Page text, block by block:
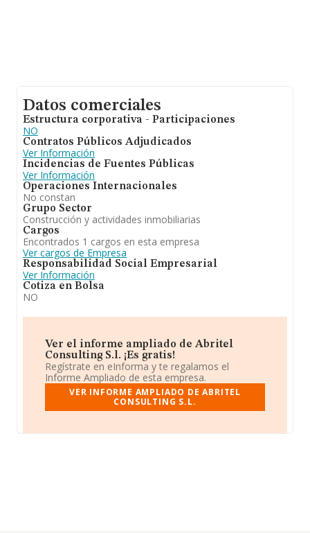
Datos comerciales
Estructura corporativa - Participaciones
NO
Contratos Públicos Adjudicados
Ver Información
Incidencias de Fuentes Públicas
Ver Información
Operaciones Internacionales
No constan
Grupo Sector
Construcción y actividades inmobiliarias
Cargos
Encontrados 1 cargos en esta empresa
Ver cargos de Empresa
Responsabilidad Social Empresarial
Ver Información
Cotiza en Bolsa
NO
Ver el informe ampliado de Abritel
Consulting S.l. ¡Es gratis!
Regístrate en eInforma y te regalamos el
Informe Ampliado de esta empresa.
VER INFORME AMPLIADO DE ABRITEL
CONSULTING S.L.